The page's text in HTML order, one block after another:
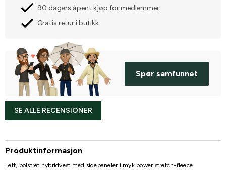
90 dagers åpent kjøp for medlemmer
Gratis retur i butikk
Spør samfunnet
SE ALLE RECENSIONER
Produktinformasjon
Lett, polstret hybridvest med sidepaneler i myk power stretch-fleece.